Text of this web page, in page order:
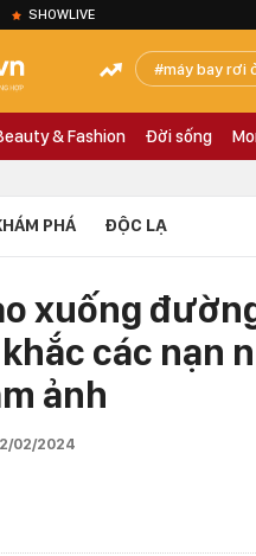
SHOWLIVE
máy bay rơi
& Fashion Đời sống
PHÁ ĐỘC LẠ
xuống
các nạn
ảnh
02/2024